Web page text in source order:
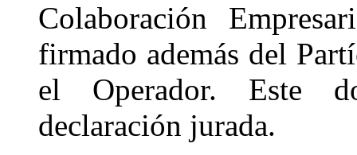
Colaboración
firmado además del
el Operador. Este
declaración jurada.